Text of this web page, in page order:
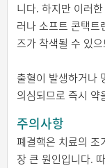
니다. 하지만 이러
러나 소프트 콘택트
즈가 착색될 수 있
출혈이 발생하거나
의심되므로 즉시 약
주의사항
폐결핵은 치료의 조
장 큰 원인입니다.